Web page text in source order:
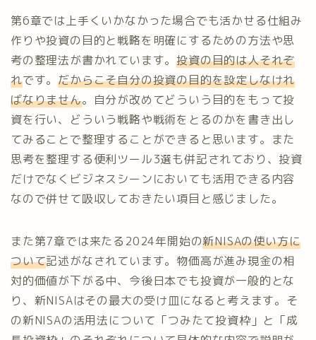
第6章では上手くいかなかった場合でも活かせる仕組み
作りや投資の目的と戦略を明確にするための方法や思
考の整理法が書かれています。投資の目的は人それぞ
れです。だからこそ自分の投資の目的を設定しなけれ
ばなりません。自分が改めてどういう目的をもって投
資を行い、どういう戦略や戦術をとるのかを書き出し
てみることで整理することができると思います。また
思考を整理する便利ツール3選も併記されており、投資
だけでなくビジネスシーンにおいても活用できる内容
なので併せて吸収しておきたい項目と感じました。
また第7章では来たる2024年開始の新NISAの使い方に
ついて記述がなされています。物価高が進み現金の相
対的価値が下がる中、今後日本でも投資が一般的とな
り、新NISAはその最大の受け皿になると考えます。そ
の新NISAの活用法について「つみたて投資枠」と「成